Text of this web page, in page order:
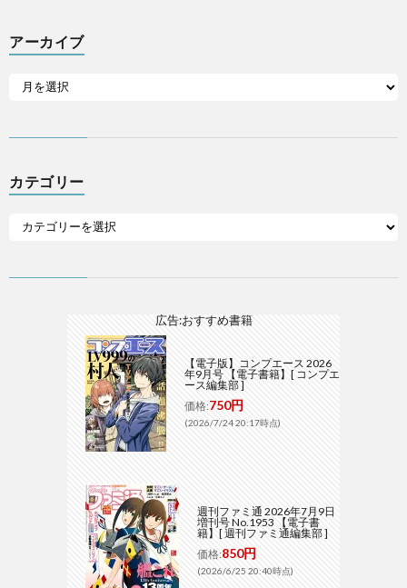
アーカイブ
カテゴリー
広告:おすすめ書籍
【電子版】コンプエース 2026
年9月号 【電子書籍】[ コンプエ
ース編集部 ]
価格:750円
(2026/7/24 20:17時点)
週刊ファミ通 2026年7月9日
増刊号 No.1953 【電子書
籍】[ 週刊ファミ通編集部 ]
価格:850円
(2026/6/25 20:40時点)